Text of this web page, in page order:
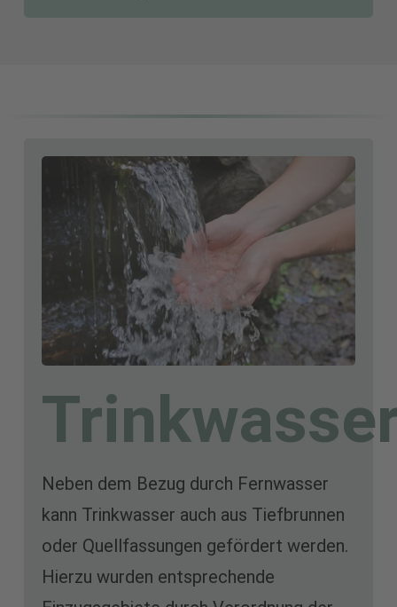
Neben dem Bezug durch Fernwasser
kann Trinkwasser auch aus Tiefbrunnen
oder Quellfassungen gefördert werden.
Hierzu wurden entsprechende